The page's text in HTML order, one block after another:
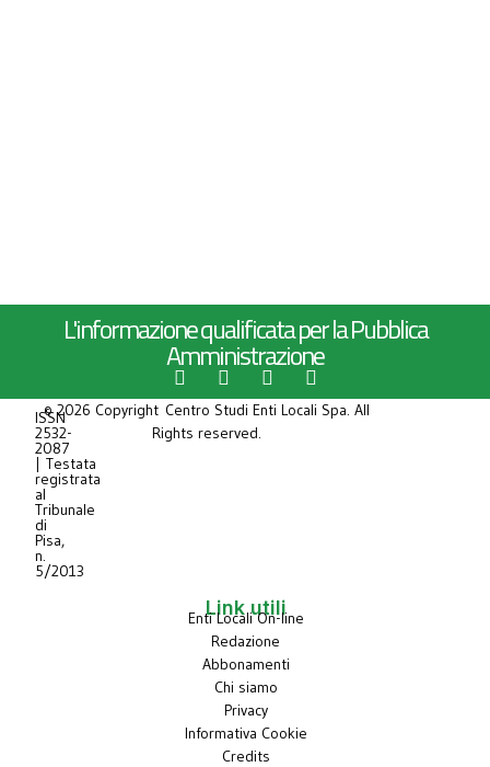
L'informazione qualificata per la Pubblica
Amministrazione
ISSN
2532-
2087
| Testata
registrata
al
Tribunale
di
Pisa,
n.
5/2013
© 2026 Copyright Centro Studi Enti Locali Spa. All
Rights reserved.
Link utili
Enti Locali On-line
Redazione
Abbonamenti
Chi siamo
Privacy
Informativa Cookie
Credits